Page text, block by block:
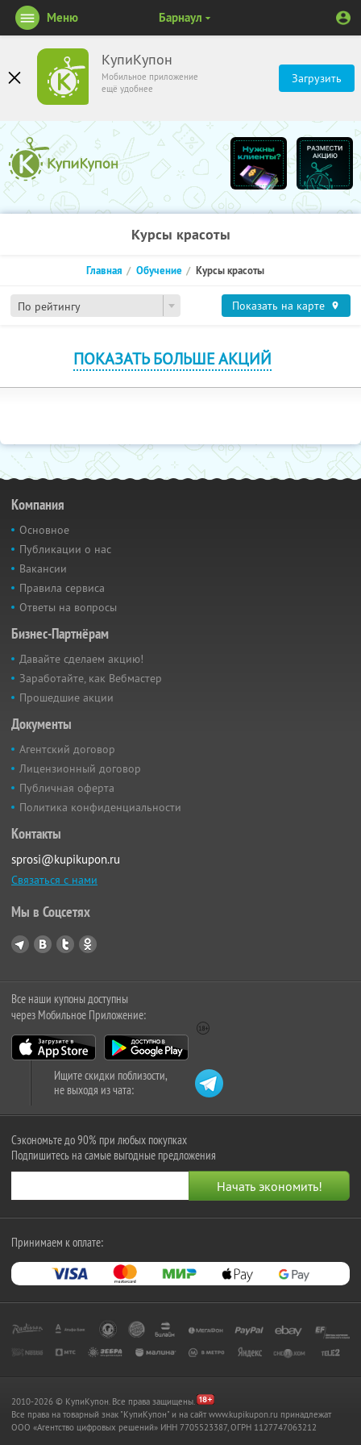
КупиКупон
Мобильное приложение
ещё удобнее
Загрузить
Меню Барнаул
Курсы красоты
По рейтингу
Главная Обучение Курсы красоты
Показать на карте
ПОКАЗАТЬ БОЛЬШЕ АКЦИЙ
Компания
Основное
Публикации о нас
Вакансии
Правила сервиса
Ответы на вопросы
Бизнес-Партнёрам
Давайте сделаем акцию!
Заработайте, как Вебмастер
Прошедшие акции
Документы
Агентский договор
Лицензионный договор
Публичная оферта
Политика конфиденциальности
Контакты
sprosi@kupikupon.ru
Связаться с нами
Мы в Соцсетях
Все наши купоны доступны
через Мобильное Приложение:
Ищите скидки поблизости,
не выходя из чата:
Сэкономьте до 90% при любых покупках
Подпишитесь на самые выгодные предложения
Принимаем к оплате:
2010-2026 © КупиКупон. Все права защищены.
Все права на товарный знак "КупиКупон" и на сайт www.kupikupon.ru принадлежат
OOO «Агентство цифровых решений» ИНН 7705523387, ОГРН 1127747063212